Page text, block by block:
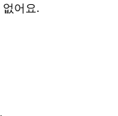
어요.